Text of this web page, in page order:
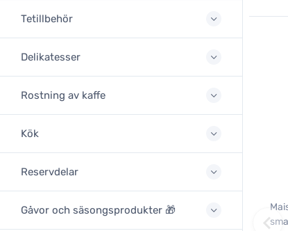
Tetillbehör
Delikatesser
Rostning av kaffe
Kök
Reservdelar
Gåvor och säsongsprodukter 🎁